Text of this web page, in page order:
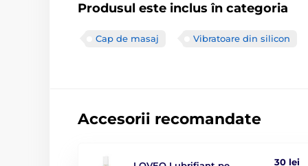
Produsul este inclus în categoria
Cap de masaj Vibratoare din silicon
Accesorii recomandate
30 lei